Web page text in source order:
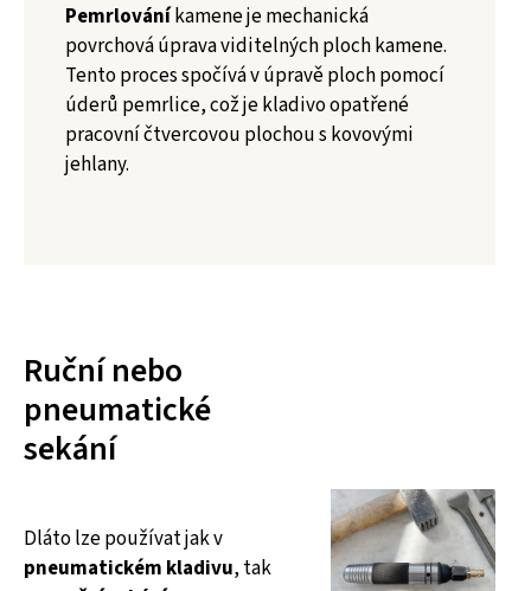
Pemrlováníkamene je mechanická
povrchová úprava viditelných ploch kamene.
Tento proces spočívá v úpravě ploch pomocí
úderů pemrlice, což je kladivo opatřené
pracovní čtvercovou plochou s kovovými
jehlany.
Ruční nebo
pneumatické
sekání
Dláto lze používat jak v
pneumatickém kladivu, tak